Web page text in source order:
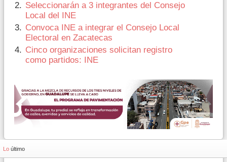
Seleccionarán a 3 integrantes del Consejo
Local del INE
Convoca INE a integrar el Consejo Local
Electoral en Zacatecas
Cinco organizaciones solicitan registro
como partidos: INE
Lo último